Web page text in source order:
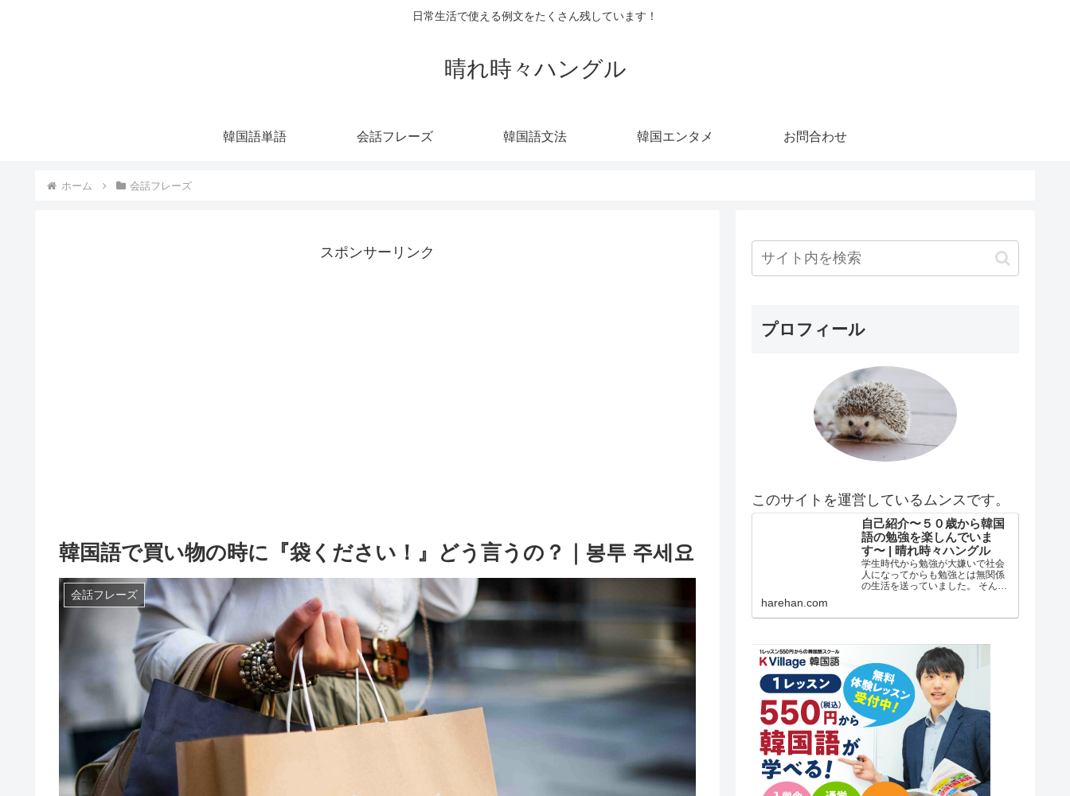
日常生活で使える例文をたくさん残しています！
晴れ時々ハングル
韓国語単語 会話フレーズ 韓国語文法 韓国エンタメ お問合わせ
ホーム 会話フレーズ
スポンサーリンク
韓国語で買い物の時に『袋ください！』どう言うの？｜봉투 주세요
会話フレーズ
プロフィール
このサイトを運営しているムンスです。
自己紹介〜５０歳から韓国
語の勉強を楽しんでいま
す〜 | 晴れ時々ハングル
学生時代から勉強が大嫌いで社会
人になってからも勉強とは無関係
の生活を送っていました。 そんな
す。 在日韓国人３世で小さい頃は
学校低学年？の頃まで自
harehan.com